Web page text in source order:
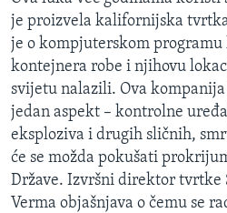
je proizvela kalifornijska
je o kompjuterskom
kontejnera robe i njihovu
svijetu nalazili. Ova kompanija
jedan aspekt – kontrolne
eksploziva i drugih sličnih,
će se možda pokušati
Države. Izvršni direktor tvrtke
Verma objašnjava o čemu se